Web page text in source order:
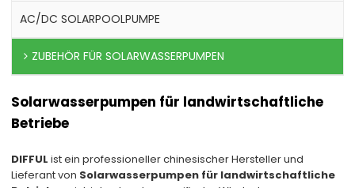
AC/DC SOLARPOOLPUMPE
ZUBEHÖR FÜR SOLARWASSERPUMPEN
Solarwasserpumpen für landwirtschaftliche
Betriebe
DIFFUL ist ein professioneller chinesischer Hersteller und
Lieferant von Solarwasserpumpen für landwirtschaftliche